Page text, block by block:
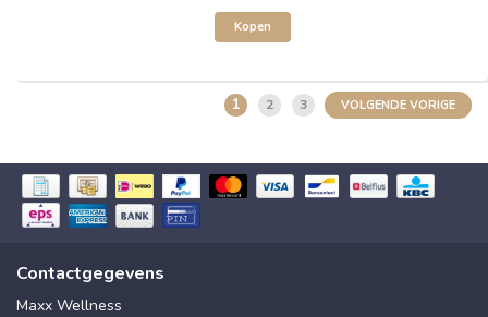
Kopen
1 2 3 VOLGENDE VORIGE
Contactgegevens
Maxx Wellness